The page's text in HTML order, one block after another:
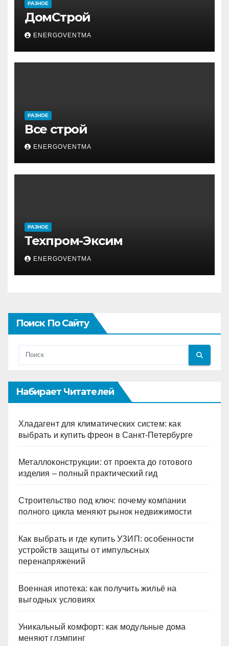
РАЗНОЕ
ДомСтрой
ENERGOVENTMA
РАЗНОЕ
Все строй
ENERGOVENTMA
РАЗНОЕ
Техпром-Эксим
ENERGOVENTMA
Поиск По Сайту
Набирает Читателей
Хладагент для климатических систем: как
выбрать и купить фреон в Санкт-Петербурге
Металлоконструкции: от проекта до готового
изделия – полный практический гид
Строительство под ключ: почему компании
полного цикла меняют рынок недвижимости
Как выбрать и где купить УЗИП: особенности
устройств защиты от импульсных
перенапряжений
Военная ипотека: как получить жильё на
выгодных условиях
Уникальный комфорт: как модульные дома
меняют глэмпинг